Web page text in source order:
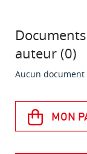
auteur (0)
Aucun